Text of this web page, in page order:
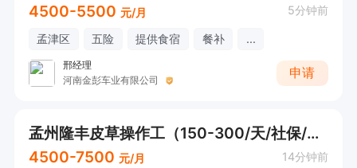
4500-5500 元/月 5分钟前
孟津区 五险 提供食宿 餐补 ...
邢经理
河南金彭车业有限公司
申请
孟州隆丰皮草操作工（150-300/天/社保/包食宿）
4500-7500 元/月 14分钟前